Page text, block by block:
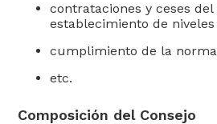
contrataciones y ceses
establecimiento de
cumplimiento de la
etc.
Composición del Consejo